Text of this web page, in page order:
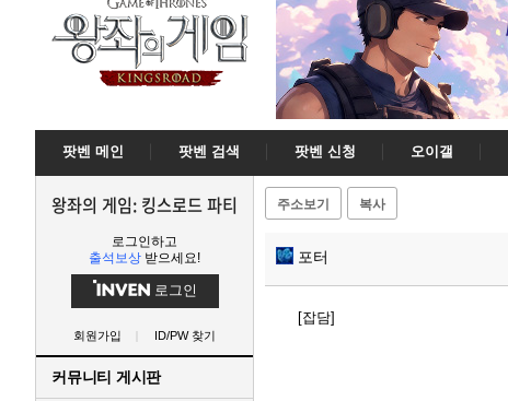
팟벤 메인 팟벤 검색 팟벤 신청 오이갤
왕좌의 게임: 킹스로드 파티
로그인하고
출석보상 받으세요!
로그인
회원가입 ID/PW 찾기
커뮤니티 게시판
주소보기 복사
포터
[잡담]